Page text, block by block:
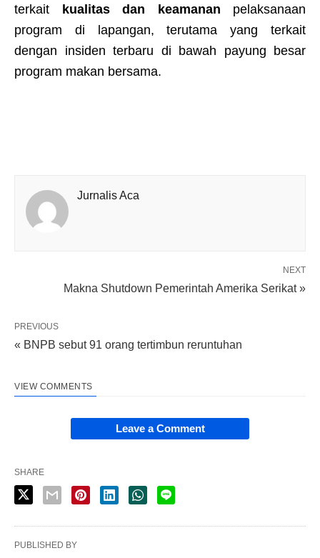
terkait kualitas dan keamanan pelaksanaan
program di lapangan, terutama yang terkait
dengan insiden terbaru di bawah payung besar
program makan bersama.
Jurnalis Aca
NEXT
Makna Shutdown Pemerintah Amerika Serikat »
PREVIOUS
« BNPB sebut 91 orang tertimbun reruntuhan
VIEW COMMENTS
Leave a Comment
SHARE
PUBLISHED BY